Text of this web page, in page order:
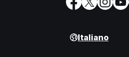
Italiano